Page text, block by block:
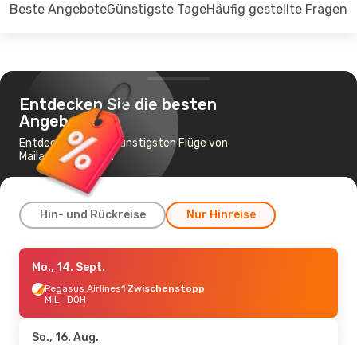
Beste AngeboteGünstigste TageHäufig gestellte Fragen
Entdecken Sie die besten
Angebote
Entdecken Sie die günstigsten Flüge von
Mailand nach Doha
Hin- und Rückreise Nur Hinreise
Mo., 31. Aug.- Mi., 9. Sept.
Wizz Air Malta2 Zwischenstopps
MIL- DOH
2 Zwischenstopps
DOH- MIL
Mo., 14. Sept.
Pegasus Airlines1 Zwischenstopp
MIL- DOH
So., 16. Aug.